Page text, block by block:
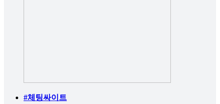
#체팅싸이트